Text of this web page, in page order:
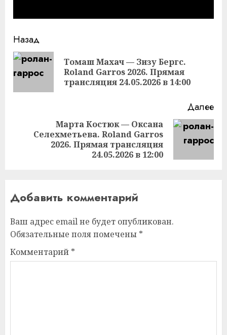
Продолжить
чтение
Назад
Томаш Махач — Зизу Бергс.
Roland Garros 2026. Прямая
трансляция 24.05.2026 в 14:00
Далее
Следующая
Марта Костюк — Оксана
Селехметьева. Roland Garros
2026. Прямая трансляция
24.05.2026 в 12:00
Добавить комментарий
Ваш адрес email не будет опубликован.
Обязательные поля помечены *
Комментарий *